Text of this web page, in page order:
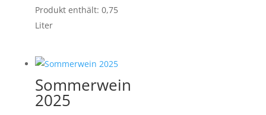
Produkt enthält: 0,75
Liter
Sommerwein
2025